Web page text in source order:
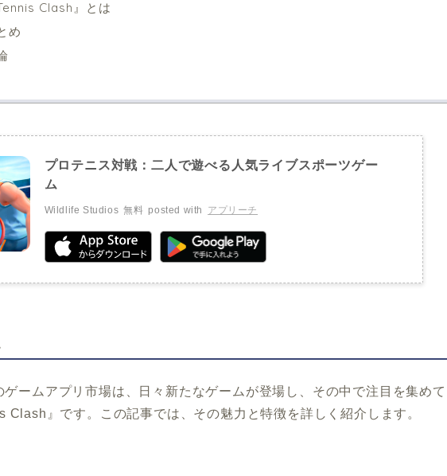
Tennis Clash』とは
め
プロテニス対戦：二人で遊べる人気ライブスポーツゲー
ム
Wildlife Studios 無料 posted with アプリーチ
ゲームアプリ市場は、日々新たなゲームが登場し、その中で注目を集めて
Clash』です。この記事では、その魅力と特徴を詳しく紹介します。